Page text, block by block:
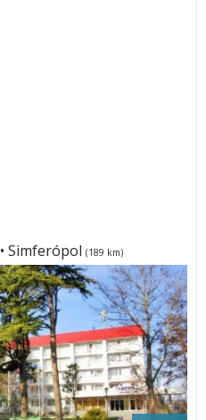
• Simferópol (189 km)